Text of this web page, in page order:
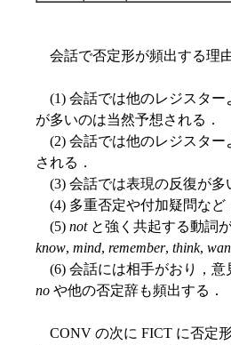
会話で否定形が頻出する理
(1) 会話では他のレジスター
が多いのは当然予想される．
(2) 会話では他のレジスター
される．
(3) 会話では表現の反復が多
(4) 多重否定や付加疑問など
(5) notと強く共起する動詞
know, mind, remember, think,
(6) 会話には相手がおり，意
no や他の否定辞も頻出する．
CONV の次に FICT に否定